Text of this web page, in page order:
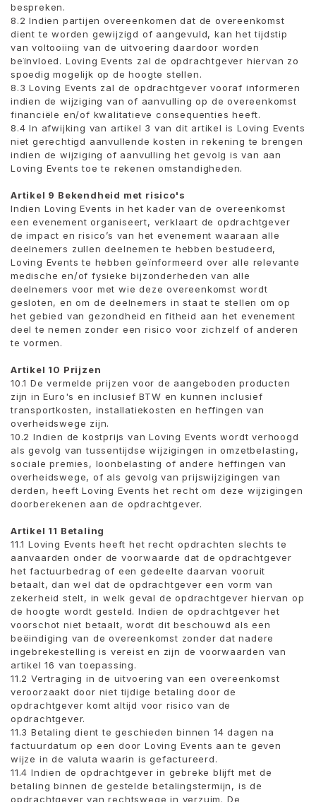
bespreken.
8.2 Indien partijen overeenkomen dat de overeenkomst
dient te worden gewijzigd of aangevuld, kan het tijdstip
van voltooiing van de uitvoering daardoor worden
beïnvloed. Loving Events zal de opdrachtgever hiervan zo
spoedig mogelijk op de hoogte stellen.
8.3 Loving Events zal de opdrachtgever vooraf informeren
indien de wijziging van of aanvulling op de overeenkomst
financiële en/of kwalitatieve consequenties heeft.
8.4 In afwijking van artikel 3 van dit artikel is Loving Events
niet gerechtigd aanvullende kosten in rekening te brengen
indien de wijziging of aanvulling het gevolg is van aan
Loving Events toe te rekenen omstandigheden.
Artikel 9 Bekendheid met risico's
Indien Loving Events in het kader van de overeenkomst
een evenement organiseert, verklaart de opdrachtgever
de impact en risico’s van het evenement waaraan alle
deelnemers zullen deelnemen te hebben bestudeerd,
Loving Events te hebben geïnformeerd over alle relevante
medische en/of fysieke bijzonderheden van alle
deelnemers voor met wie deze overeenkomst wordt
gesloten, en om de deelnemers in staat te stellen om op
het gebied van gezondheid en fitheid aan het evenement
deel te nemen zonder een risico voor zichzelf of anderen
te vormen.
Artikel 10 Prijzen
10.1 De vermelde prijzen voor de aangeboden producten
zijn in Euro's en inclusief BTW en kunnen inclusief
transportkosten, installatiekosten en heffingen van
overheidswege zijn.
10.2 Indien de kostprijs van Loving Events wordt verhoogd
als gevolg van tussentijdse wijzigingen in omzetbelasting,
sociale premies, loonbelasting of andere heffingen van
overheidswege, of als gevolg van prijswijzigingen van
derden, heeft Loving Events het recht om deze wijzigingen
doorberekenen aan de opdrachtgever.
Artikel 11 Betaling
11.1 Loving Events heeft het recht opdrachten slechts te
aanvaarden onder de voorwaarde dat de opdrachtgever
het factuurbedrag of een gedeelte daarvan vooruit
betaalt, dan wel dat de opdrachtgever een vorm van
zekerheid stelt, in welk geval de opdrachtgever hiervan op
de hoogte wordt gesteld. Indien de opdrachtgever het
voorschot niet betaalt, wordt dit beschouwd als een
beëindiging van de overeenkomst zonder dat nadere
ingebrekestelling is vereist en zijn de voorwaarden van
artikel 16 van toepassing.
11.2 Vertraging in de uitvoering van een overeenkomst
veroorzaakt door niet tijdige betaling door de
opdrachtgever komt altijd voor risico van de
opdrachtgever.
11.3 Betaling dient te geschieden binnen 14 dagen na
factuurdatum op een door Loving Events aan te geven
wijze in de valuta waarin is gefactureerd.
11.4 Indien de opdrachtgever in gebreke blijft met de
betaling binnen de gestelde betalingstermijn, is de
opdrachtgever van rechtswege in verzuim. De